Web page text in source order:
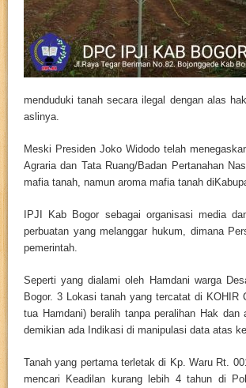
menduduki tanah secara ilegal dengan alas
aslinya.
Meski Presiden Joko Widodo telah
Agraria dan Tata Ruang/Badan Pertanahan
mafia tanah, namun aroma mafia tanah
IPJI Kab Bogor sebagai organisasi media
perbuatan yang melanggar hukum, dimana
pemerintah.
Seperti yang dialami oleh Hamdani warga
Bogor. 3 Lokasi tanah yang tercatat di
tua Hamdani) beralih tanpa peralihan Hak
demikian ada Indikasi di manipulasi data atas
Tanah yang pertama terletak di Kp. Waru Rt.
mencari Keadilan kurang lebih 4 tahun di